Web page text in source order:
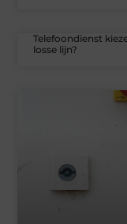
Telefoondienst
losse lijn?